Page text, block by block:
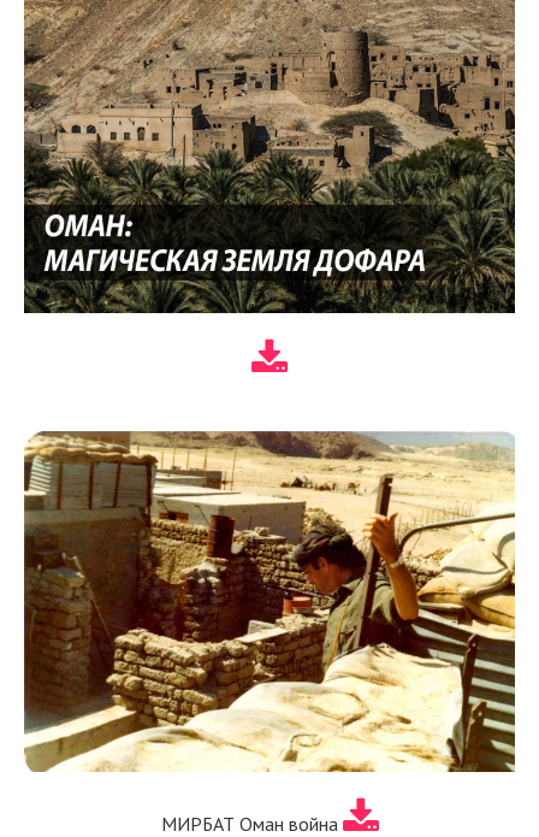
МИРБАТ Оман война